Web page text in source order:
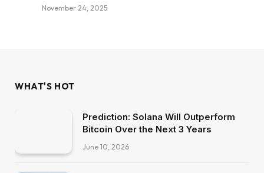
November 24, 2025
WHAT'S HOT
Prediction: Solana Will Outperform
Bitcoin Over the Next 3 Years
June 10, 2026